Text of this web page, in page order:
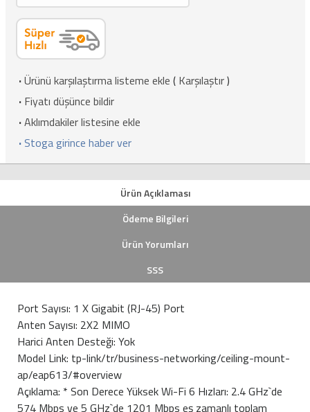
·Ürünü karşılaştırma listeme ekle ( Karşılaştır)
· Fiyatı düşünce bildir
·Aklımdakiler listesine ekle
· Stoga girince haber ver
Ürün Açıklaması
Ödeme Bilgileri
Ürün Yorumları
SSS
Port Sayısı: 1 X Gigabit (RJ-45) Port
Anten Sayısı: 2X2 MIMO
Harici Anten Desteği: Yok
Model Link: tp-link/tr/business-networking/ceiling-mount-
ap/eap613/#overview
Açıklama: * Son Derece Yüksek Wi-Fi 6 Hızları: 2.4 GHz`de
574 Mbps ve 5 GHz`de 1201 Mbps eş zamanlı toplam